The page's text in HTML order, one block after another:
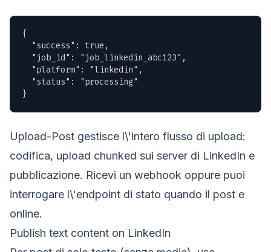
{
  "success": true,
  "job_id": "job_linkedin_abc123",
  "platform": "linkedin",
  "status": "processing"
}
Upload-Post gestisce l\'intero flusso di upload:
codifica, upload chunked sui server di LinkedIn e
pubblicazione. Ricevi un webhook oppure puoi
interrogare l\'endpoint di stato quando il post e
online.
Publish text content on LinkedIn